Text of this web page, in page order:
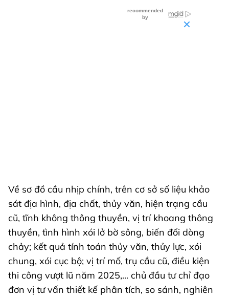
Về sơ đồ cầu nhịp chính, trên cơ sở số liệu khảo
sát địa hình, địa chất, thủy văn, hiện trạng cầu
cũ, tĩnh không thông thuyền, vị trí khoang thông
thuyền, tình hình xói lở bờ sông, biến đổi dòng
chảy; kết quả tính toán thủy văn, thủy lực, xói
chung, xói cục bộ; vị trí mố, trụ cầu cũ, điều kiện
thi công vượt lũ năm 2025,... chủ đầu tư chỉ đạo
đơn vị tư vấn thiết kế phân tích, so sánh, nghiên